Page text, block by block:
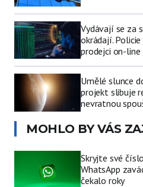
Vydávají se za
okrádají.
prodejci on-line
Umělé slunce
projekt slibuje
nevratnou
MOHLO BY VÁS
Skryjte své
WhatsApp
čekalo roky